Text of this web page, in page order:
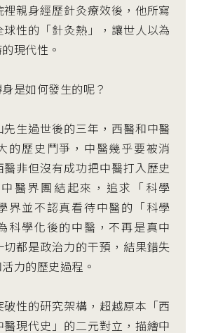
親身經歷針灸療效後，他所寫
性的「針灸熱」，讓世人以為
現代性。
如何發生的呢？
生過世後的三年，西醫和中醫
的歷史鬥爭，中醫幾乎要被消
非但沒有成功把中醫打入歷史
醫界團結起來，追求「科學
界並不認真看待中醫的「科學
科學化後的中醫，不再是真中
都是政治力的干預，結果錯失
力的歷史過程。
性的研究架構，超越原本「西
現代史」的二元對立，描繪中